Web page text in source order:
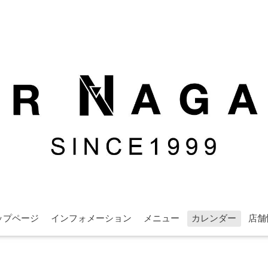
プページ インフォメーション メニュー カレンダー 店